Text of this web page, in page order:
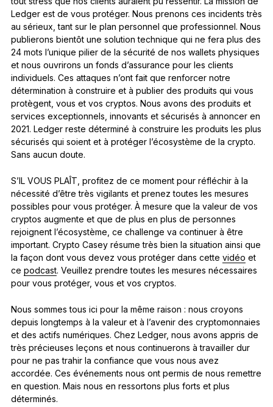
Ledger est de vous protéger. Nous prenons ces incidents très
au sérieux, tant sur le plan personnel que professionnel. Nous
publierons bientôt une solution technique qui ne fera plus des
24 mots l’unique pilier de la sécurité de nos wallets physiques
et nous ouvrirons un fonds d’assurance pour les clients
individuels. Ces attaques n’ont fait que renforcer notre
détermination à construire et à publier des produits qui vous
protègent, vous et vos cryptos. Nous avons des produits et
services exceptionnels, innovants et sécurisés à annoncer en
2021. Ledger reste déterminé à construire les produits les plus
sécurisés qui soient et à protéger l’écosystème de la crypto.
Sans aucun doute.
S’IL VOUS PLAÎT, profitez de ce moment pour réfléchir à la
nécessité d’être très vigilants et prenez toutes les mesures
possibles pour vous protéger. À mesure que la valeur de vos
cryptos augmente et que de plus en plus de personnes
rejoignent l’écosystème, ce challenge va continuer à être
important. Crypto Casey résume très bien la situation ainsi que
la façon dont vous devez vous protéger dans cette vidéo et
ce podcast. Veuillez prendre toutes les mesures nécessaires
pour vous protéger, vous et vos cryptos.
Nous sommes tous ici pour la même raison : nous croyons
depuis longtemps à la valeur et à l’avenir des cryptomonnaies
et des actifs numériques. Chez Ledger, nous avons appris de
très précieuses leçons et nous continuerons à travailler dur
pour ne pas trahir la confiance que vous nous avez
accordée. Ces événements nous ont permis de nous remettre
en question. Mais nous en ressortons plus forts et plus
déterminés.